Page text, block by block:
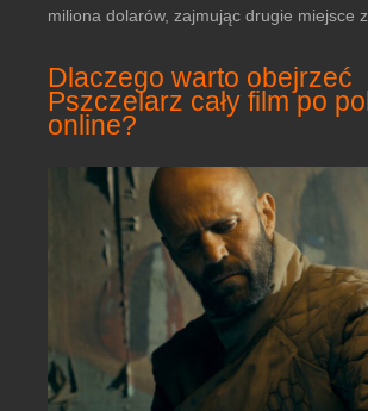
miliona dolarów, zajmując drugie miejsce
Dlaczego warto obejrzeć
Pszczelarz cały film po
online?